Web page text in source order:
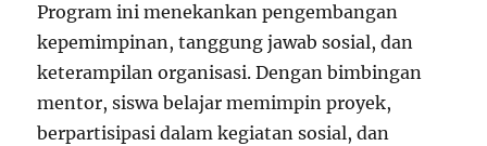
Program ini menekankan pengembangan
kepemimpinan, tanggung jawab sosial, dan
keterampilan organisasi. Dengan bimbingan
mentor, siswa belajar memimpin proyek,
berpartisipasi dalam kegiatan sosial, dan